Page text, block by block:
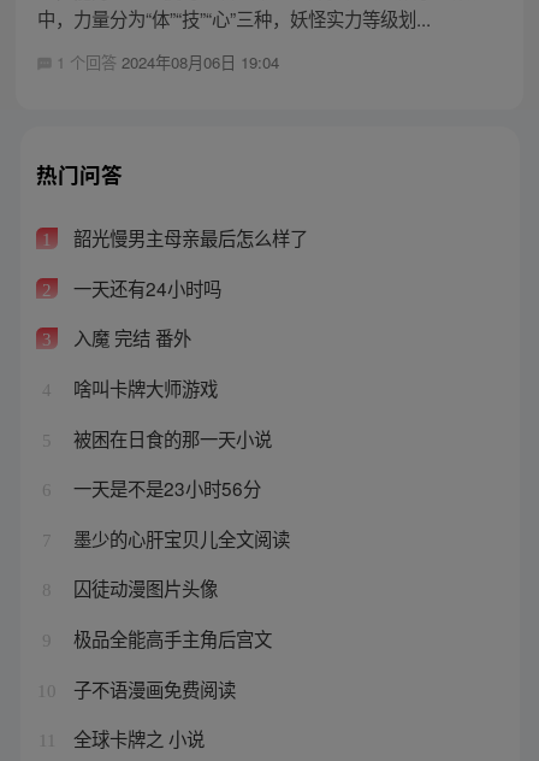
中，力量分为“体”“技”“心”三种，妖怪实力等级划...
1 个回答 2024年08月06日 19:04
热门问答
1 韶光慢男主母亲最后怎么样了
2 一天还有24小时吗
3 入魔 完结 番外
4 啥叫卡牌大师游戏
5 被困在日食的那一天小说
6 一天是不是23小时56分
7 墨少的心肝宝贝儿全文阅读
8 囚徒动漫图片头像
9 极品全能高手主角后宫文
10 子不语漫画免费阅读
全球卡牌之 小说